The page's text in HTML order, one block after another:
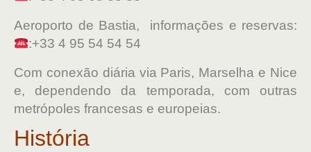
Aeroporto de Bastia, informações e reservas:
:+33 4 95 54 54 54
Com conexão diária via Paris, Marselha e Nice
e, dependendo da temporada, com outras
metrópoles francesas e europeias.
História